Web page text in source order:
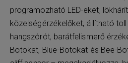
programozható LED-eket,
közelségérzékelőket, állítható
hangszórót, barátfelismerő
Botokat, Blue-Botokat és Bee-